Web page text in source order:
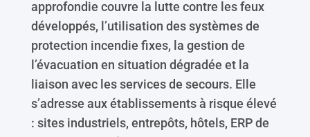
approfondie couvre la lutte contre les feux
développés, l’utilisation des systèmes de
protection incendie fixes, la gestion de
l’évacuation en situation dégradée et la
liaison avec les services de secours. Elle
s’adresse aux établissements à risque élevé
: sites industriels, entrepôts, hôtels, ERP de